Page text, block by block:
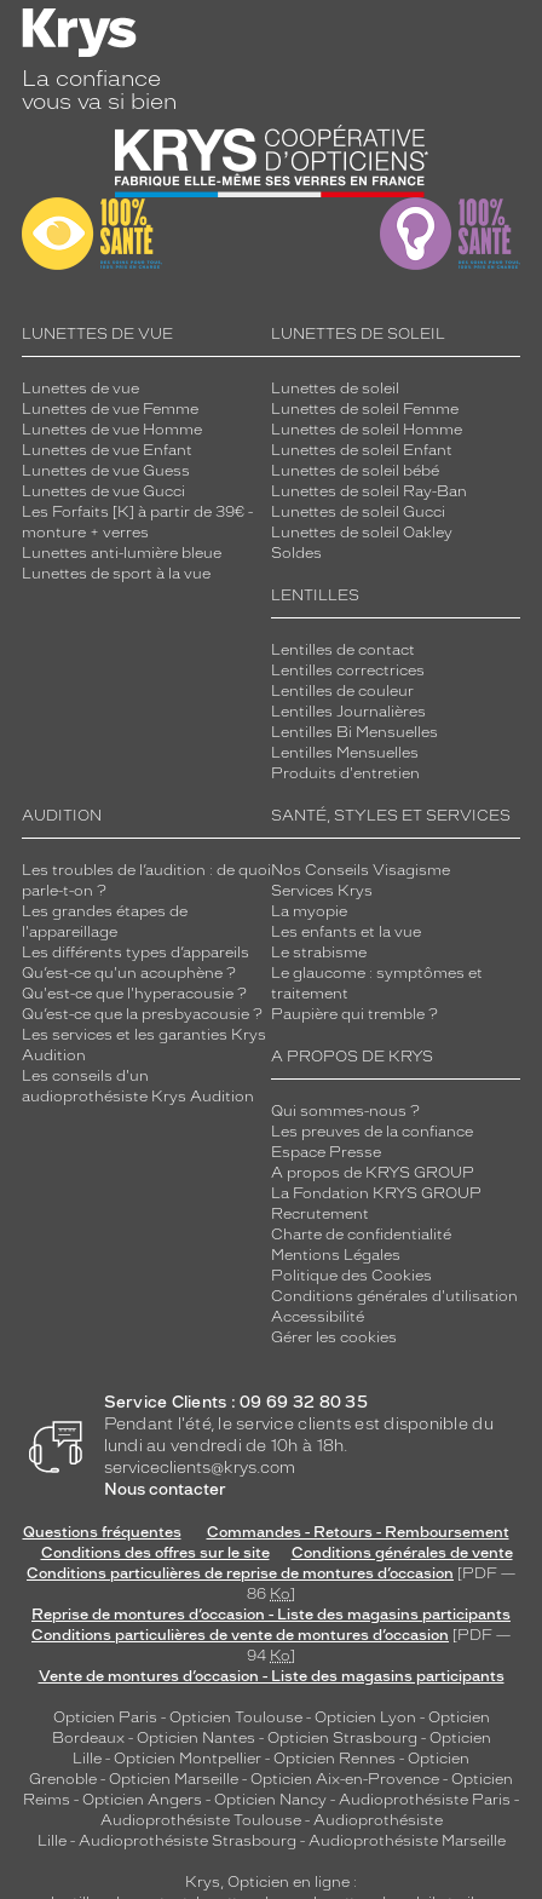
La confiance
vous va si bien
LUNETTES DE VUE
Lunettes de vue
Lunettes de vue Femme
Lunettes de vue Homme
Lunettes de vue Enfant
Lunettes de vue Guess
Lunettes de vue Gucci
Les Forfaits [K] à partir de 39€ -
monture + verres
Lunettes anti-lumière bleue
Lunettes de sport à la vue
LUNETTES DE SOLEIL
Lunettes de soleil
Lunettes de soleil Femme
Lunettes de soleil Homme
Lunettes de soleil Enfant
Lunettes de soleil bébé
Lunettes de soleil Ray-Ban
Lunettes de soleil Gucci
Lunettes de soleil Oakley
Soldes
LENTILLES
Lentilles de contact
Lentilles correctrices
Lentilles de couleur
Lentilles Journalières
Lentilles Bi Mensuelles
Lentilles Mensuelles
Produits d'entretien
AUDITION
Les troubles de l’audition : de quoi
parle-t-on ?
Les grandes étapes de
l'appareillage
Les différents types d’appareils
Qu’est-ce qu'un acouphène ?
Qu'est-ce que l'hyperacousie ?
Qu’est-ce que la presbyacousie ?
Les services et les garanties Krys
Audition
Les conseils d'un
audioprothésiste Krys Audition
SANTÉ, STYLES ET SERVICES
Nos Conseils Visagisme
Services Krys
La myopie
Les enfants et la vue
Le strabisme
Le glaucome : symptômes et
traitement
Paupière qui tremble ?
A PROPOS DE KRYS
Qui sommes-nous ?
Les preuves de la confiance
Espace Presse
A propos de KRYS GROUP
La Fondation KRYS GROUP
Recrutement
Charte de confidentialité
Mentions Légales
Politique des Cookies
Conditions générales d'utilisation
Accessibilité
Gérer les cookies
Service Clients : 09 69 32 80 35
Pendant l'été, le service clients est disponible du
lundi au vendredi de 10h à 18h.
serviceclients@krys.com
Nous contacter
Questions fréquentes
Commandes - Retours - Remboursement
Conditions des offres sur le site
Conditions générales de vente
Conditions particulières de reprise de montures d’occasion [PDF —
86 Ko]
Reprise de montures d’occasion - Liste des magasins participants
Conditions particulières de vente de montures d’occasion [PDF —
94 Ko]
Vente de montures d’occasion - Liste des magasins participants
Opticien Paris - Opticien Toulouse- Opticien Lyon - Opticien
Bordeaux- Opticien Nantes - Opticien Strasbourg - Opticien
Lille - Opticien Montpellier - Opticien Rennes - Opticien
Grenoble - Opticien Marseille - Opticien Aix-en-Provence - Opticien
Reims - Opticien Angers - Opticien Nancy - Audioprothésiste Paris -
Audioprothésiste Toulouse- Audioprothésiste
Lille- Audioprothésiste Strasbourg - Audioprothésiste Marseille
Krys, Opticien en ligne :